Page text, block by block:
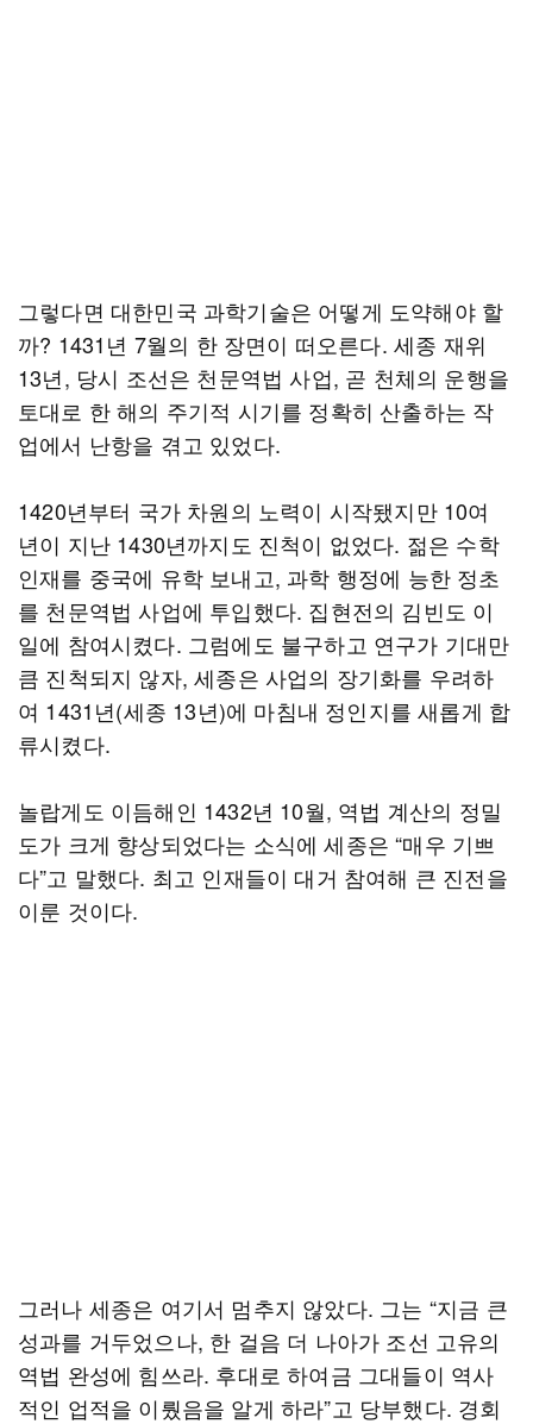
그렇다면 대한민국 과학기술은 어떻게 도약해야 할
까? 1431년 7월의 한 장면이 떠오른다. 세종 재위
13년, 당시 조선은 천문역법 사업, 곧 천체의 운행을
토대로 한 해의 주기적 시기를 정확히 산출하는 작
업에서 난항을 겪고 있었다.
1420년부터 국가 차원의 노력이 시작됐지만 10여
년이 지난 1430년까지도 진척이 없었다. 젊은 수학
인재를 중국에 유학 보내고, 과학 행정에 능한 정초
를 천문역법 사업에 투입했다. 집현전의 김빈도 이
일에 참여시켰다. 그럼에도 불구하고 연구가 기대만
큼 진척되지 않자, 세종은 사업의 장기화를 우려하
여 1431년(세종 13년)에 마침내 정인지를 새롭게 합
류시켰다.
놀랍게도 이듬해인 1432년 10월, 역법 계산의 정밀
도가 크게 향상되었다는 소식에 세종은 “매우 기쁘
다”고 말했다. 최고 인재들이 대거 참여해 큰 진전을
이룬 것이다.
그러나 세종은 여기서 멈추지 않았다. 그는 “지금 큰
성과를 거두었으나, 한 걸음 더 나아가 조선 고유의
역법 완성에 힘쓰라. 후대로 하여금 그대들이 역사
적인 업적을 이뤘음을 알게 하라”고 당부했다. 경회